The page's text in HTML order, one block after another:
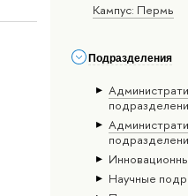
Кампус: Пермь
Подразделения
Научные